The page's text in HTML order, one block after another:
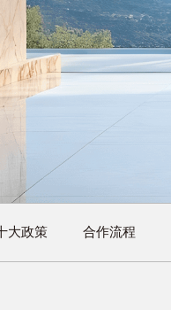
大政策 合作流程